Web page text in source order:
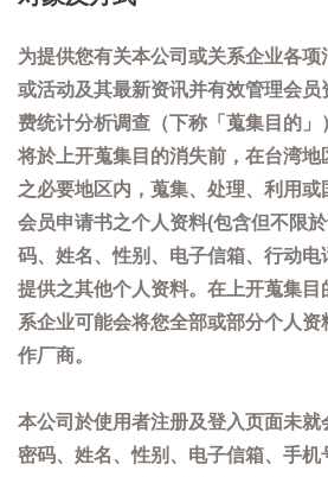
为提供您有关本公司或关系企业各
或活动及其最新资讯并有效管理会
费统计分析调查（下称「蒐集目的
将於上开蒐集目的消失前，在台湾
之必要地区内，蒐集、处理、利用
会员申请书之个人资料(包含但不限
码、姓名、性别、电子信箱、行动电
提供之其他个人资料。在上开蒐集
系企业可能会将您全部或部分个人
作厂商。
本公司於使用者注册及登入页面未就
密码、姓名、性别、电子信箱、手机